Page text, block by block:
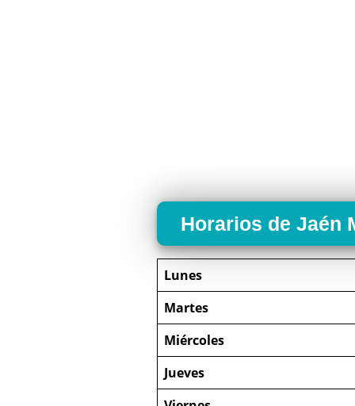
Horarios de Jaén
Lunes
Martes
Miércoles
Jueves